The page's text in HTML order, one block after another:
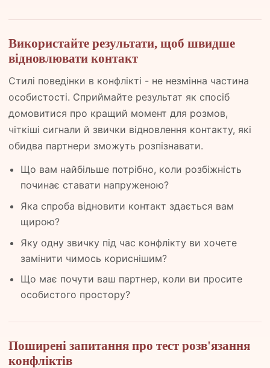
Використайте результати, щоб швидше
відновлювати контакт
Стилі поведінки в конфлікті - не незмінна частина
особистості. Сприймайте результат як спосіб
домовитися про кращий момент для розмов,
чіткіші сигнали й звички відновлення контакту, які
обидва партнери зможуть розпізнавати.
Що вам найбільше потрібно, коли розбіжність
починає ставати напруженою?
Яка спроба відновити контакт здається вам
щирою?
Яку одну звичку під час конфлікту ви хочете
замінити чимось кориснішим?
Що має почути ваш партнер, коли ви просите
особистого простору?
Поширені запитання про тест розв'язання
конфліктів